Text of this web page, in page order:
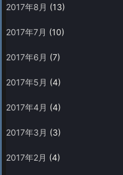
2017年8月 (13)
2017年7月 (10)
2017年6月 (7)
2017年5月 (4)
2017年4月 (4)
2017年3月 (3)
2017年2月 (4)